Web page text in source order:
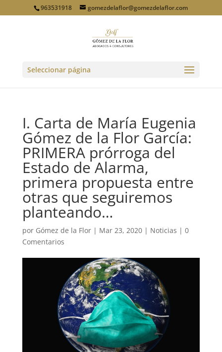
963531918 gomezdelaflor@gomezdelaflor.com
Seleccionar página
I. Carta de María Eugenia
Gómez de la Flor García:
PRIMERA prórroga del
Estado de Alarma,
primera propuesta entre
otras que seguiremos
planteando…
por Gómez de la Flor| Mar 23, 2020| Noticias | 0
Comentarios